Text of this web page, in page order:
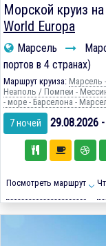
Морской круиз
World Europa
Марсель
портов в 4 странах)
Маршрут круиза: Марсель
Неаполь / Помпеи -
- море - Барселона -
7 ночей 29.08.2026
Посмотреть маршрут